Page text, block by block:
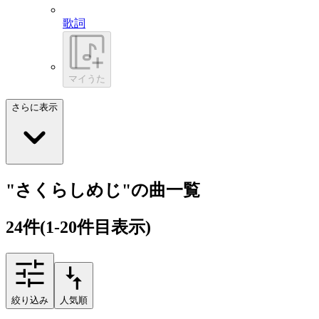
歌詞
マイうた
さらに表示
"さくらしめじ"の曲一覧
24件(1-20件目表示)
絞り込み 人気順